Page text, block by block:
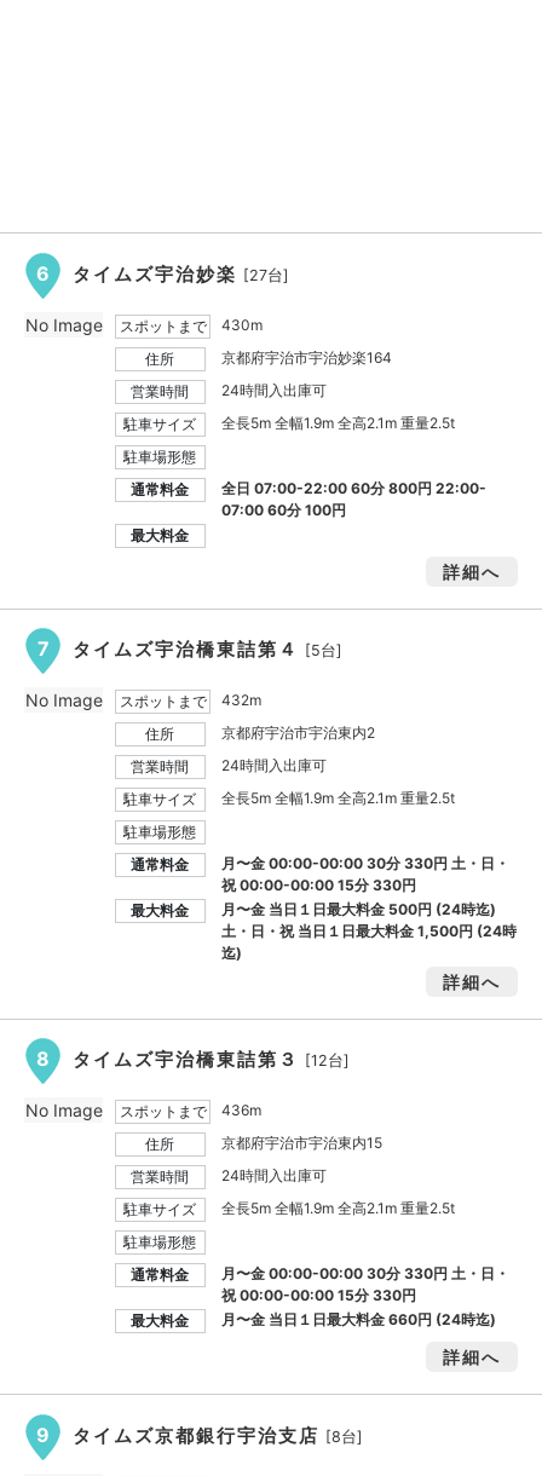
6 タイムズ宇治妙楽 [27台]
スポットまで
430m
住所
京都府宇治市宇治妙楽164
営業時間
24時間入出庫可
駐車サイズ
全長5m 全幅1.9m 全高2.1m 重量2.5t
駐車場形態
通常料金
全日 07:00-22:00 60分 800円 22:00-
07:00 60分 100円
最大料金
詳細へ
No Image
7 タイムズ宇治橋東詰第４ [5台]
スポットまで
432m
住所
京都府宇治市宇治東内2
営業時間
24時間入出庫可
駐車サイズ
全長5m 全幅1.9m 全高2.1m 重量2.5t
駐車場形態
通常料金
月〜金 00:00-00:00 30分 330円 土・日・
祝 00:00-00:00 15分 330円
最大料金
月〜金 当日１日最大料金 500円 (24時迄)
土・日・祝 当日１日最大料金1,500円 (24時
迄)
詳細へ
No Image
8 タイムズ宇治橋東詰第３ [12台]
スポットまで
436m
住所
京都府宇治市宇治東内15
営業時間
24時間入出庫可
駐車サイズ
全長5m 全幅1.9m 全高2.1m 重量2.5t
駐車場形態
通常料金
月〜金 00:00-00:00 30分 330円 土・日・
祝 00:00-00:00 15分 330円
最大料金
月〜金 当日１日最大料金660円 (24時迄)
詳細へ
No Image
9 タイムズ京都銀行宇治支店 [8台]